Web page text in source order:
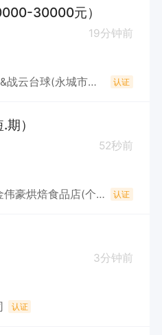
30000元）
19分钟前
技甲王者台球&王者电竞&战云台球(永城市天利网吧) 认证
）
52秒前
大豫人家烘焙（永城市金伟豪烘焙食品店(个体工商户） 认证
3分钟前
认证